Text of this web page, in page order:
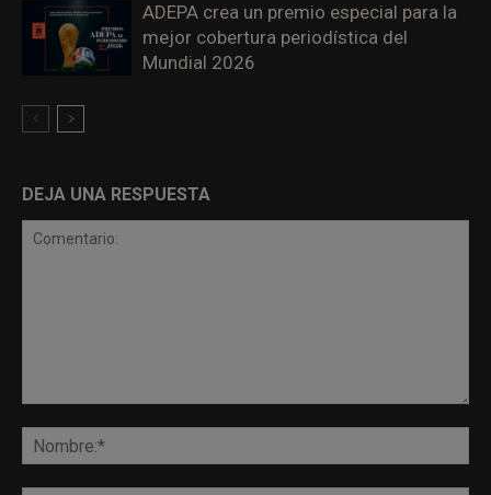
ADEPA crea un premio especial para la
mejor cobertura periodística del
Mundial 2026
DEJA UNA RESPUESTA